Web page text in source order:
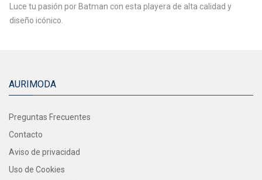
Luce tu pasión por Batman con esta playera de alta calidad y
diseño icónico.
AURIMODA
Preguntas Frecuentes
Contacto
Aviso de privacidad
Uso de Cookies